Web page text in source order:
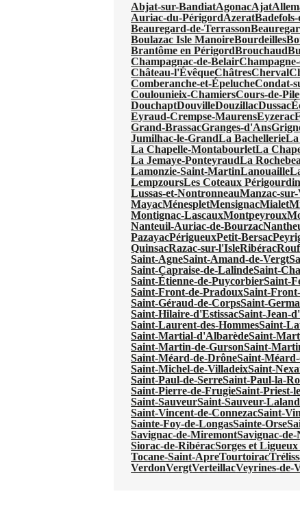
Abjat-sur-BandiatAgonacAjat
Auriac-du-PérigordAzerat
Beauregard-de-Terrasson
Boulazac Isle ManoireBourdeilles
Brantôme en PérigordBrouchaud
Champagnac-de-Belair
Château-l'ÉvêqueChâtresCherval
Comberanche-et-ÉpelucheCondat-
Coulounieix-ChamiersCours-de-Pile
DouchaptDouvilleDouzillacDussac
Eyraud-Crempse-MaurensEyzerac
Grand-BrassacGranges-d'Ans
Jumilhac-le-GrandLa BachellerieLa
La Chapelle-MontabourletLa
La Jemaye-PonteyraudLa
Lamonzie-Saint-MartinLanouaille
LempzoursLes Coteaux
Lussas-et-NontronneauManzac-
MayacMénespletMensignacMialet
Montignac-LascauxMontpeyroux
Nanteuil-Auriac-de-Bourzac
PazayacPérigueuxPetit-Bersac
QuinsacRazac-sur-l'IsleRibérac
Saint-AgneSaint-Amand-de-Vergt
Saint-Capraise-de-LalindeSaint-
Saint-Étienne-de-PuycorbierSaint-
Saint-Front-de-PradouxSaint-
Saint-Géraud-de-CorpsSaint-
Saint-Hilaire-d'EstissacSaint-Jean-
Saint-Laurent-des-HommesSaint-
Saint-Martial-d'AlbarèdeSaint-
Saint-Martin-de-GursonSaint-
Saint-Méard-de-DrôneSaint-
Saint-Michel-de-VilladeixSaint-
Saint-Paul-de-SerreSaint-Paul-la-
Saint-Pierre-de-FrugieSaint-Priest-
Saint-SauveurSaint-Sauveur-
Saint-Vincent-de-ConnezacSaint-
Sainte-Foy-de-LongasSainte-Orse
Savignac-de-MiremontSavignac-
Siorac-de-RibéracSorges et
Tocane-Saint-ApreTourtoirac
VerdonVergtVerteillacVeyrines-de-